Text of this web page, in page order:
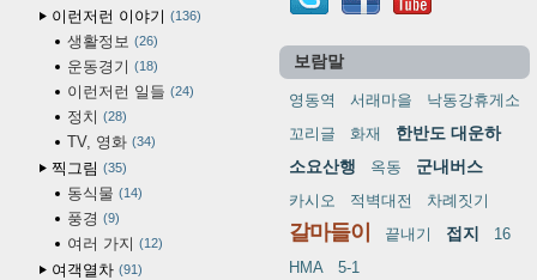
이런저런 이야기 136
생활정보 26
운동경기 18
이런저런 일들 24
정치 28
TV, 영화 34
찍그림 35
동식물 14
풍경 9
여러 가지 12
여객열차 91
보람말
영동역 서래마을
낙동강휴게소
꼬리글
화재
한반도 대운하
소요산행
옥동 군내버스
카시오 적벽대전 차례짓기
갈마들이 끝내기 접지
16
HMA
5-1